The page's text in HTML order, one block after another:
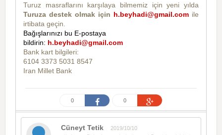
Turuz masraflarını karşılaya bilmemiz için yeni yılda
Turuza destek olmak için h.beyhadi@gmail.com ile
irtibata geçin.
Bağışlarınızı bu E-postaya
bildirin: h.beyhadi@gmail.com
Bank kart bilgileri:
6104 3373 5031 8547
Iran Millet Bank
0 0
Cüneyt Tetik 2019/10/10